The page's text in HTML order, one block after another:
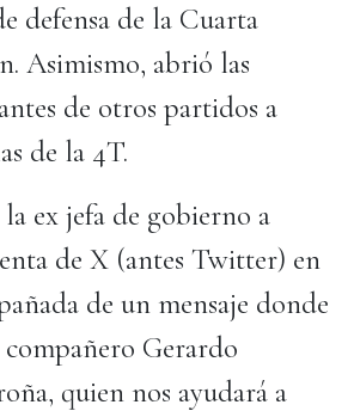
defensa de la Cuarta
Asimismo, abrió las
de otros partidos a
de la 4T.
ex jefa de gobierno a
de X (antes Twitter) en
de un mensaje donde
Gerardo
quien nos ayudará a